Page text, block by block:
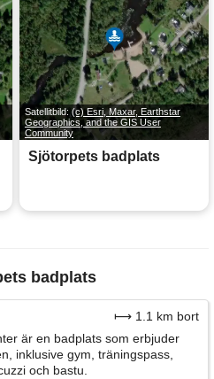
Satellitbild: (c) Esri, Maxar, Earthstar
Geographics, and the GIS User
Community
Sjötorpets badplats
badplats
⟼ 1.1 km bort
är en badplats som erbjuder
inklusive gym, träningspass,
och bastu.